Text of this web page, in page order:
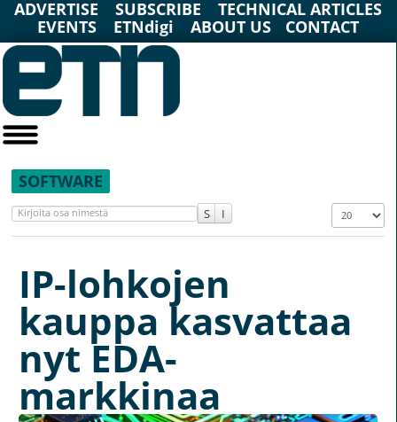
ADVERTISE SUBSCRIBE
TECHNICAL ARTICLES
EVENTS
ETNdigi ABOUT US CONTACT
SOFTWARE
Kirjoita osa nimestä Näyttö #
IP-lohkojen
kauppa kasvattaa
nyt EDA-
markkinaa